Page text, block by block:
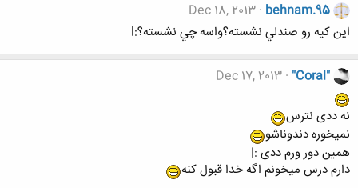
behnam.95
Dec 18, 2013
اين كيه رو صندلي نشسته؟واسه چي نشسته؟:l
"Coral"
Dec 17, 2013
نه ددی نترس
نمیخوره دندوناشو
همین دور ورم ددی :|
دارم درس میخونم اگه خدا قبول کنه